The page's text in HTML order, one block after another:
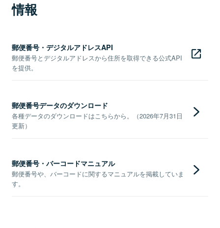
情報
郵便番号・デジタルアドレスAPI
郵便番号とデジタルアドレスから住所を取得できる公式API
を提供。
郵便番号データのダウンロード
各種データのダウンロードはこちらから。（2026年7月31日
更新）
郵便番号・バーコードマニュアル
郵便番号や、バーコードに関するマニュアルを掲載していま
す。